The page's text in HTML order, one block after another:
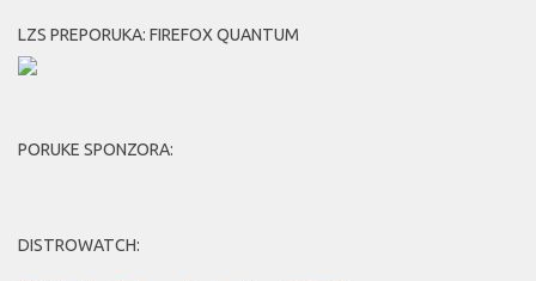
LZS PREPORUKA: FIREFOX QUANTUM
PORUKE SPONZORA:
DISTROWATCH: